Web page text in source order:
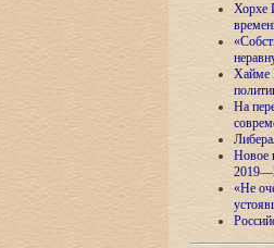
Хорхе
Хайме
На
Новое
«Не